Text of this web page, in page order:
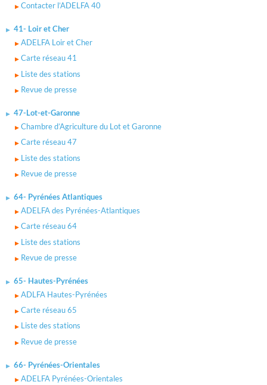
Contacter l’ADELFA 40
41- Loir et Cher
ADELFA Loir et Cher
Carte réseau 41
Liste des stations
Revue de presse
47-Lot-et-Garonne
Chambre d’Agriculture du Lot et Garonne
Carte réseau 47
Liste des stations
Revue de presse
64- Pyrénées Atlantiques
ADELFA des Pyrénées-Atlantiques
Carte réseau 64
Liste des stations
Revue de presse
65- Hautes-Pyrénées
ADLFA Hautes-Pyrénées
Carte réseau 65
Liste des stations
Revue de presse
66- Pyrénées-Orientales
ADELFA Pyrénées-Orientales